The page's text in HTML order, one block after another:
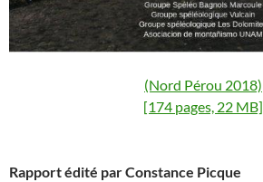
(Nord Pérou 2018)
[174 pages, 22 MB]
Rapport édité par Constance Picque